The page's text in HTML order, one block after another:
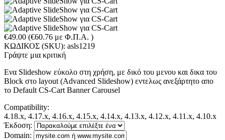
€49.00 (€60.76 με Φ.Π.Α. )
ΚΩΔΙΚΟΣ (SKU): asls1219
Γράψτε μια κριτική
Ενα Slideshow εύκολο στη χρήση, με δικό του μενου και δικα του
Block στο layout (Advanced Slideshow) εντελως ανεξάρτητο απο
το Default CS-Cart Banner Carousel
Compatibility:
4.18.x, 4.17.x, 4.16.x, 4.15.x, 4.14.x, 4.13.x, 4.12.x, 4.11.x, 4.10.x
Έκδοση:
Domain: